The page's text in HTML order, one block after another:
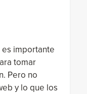
importante
tomar
Pero no
y lo que los